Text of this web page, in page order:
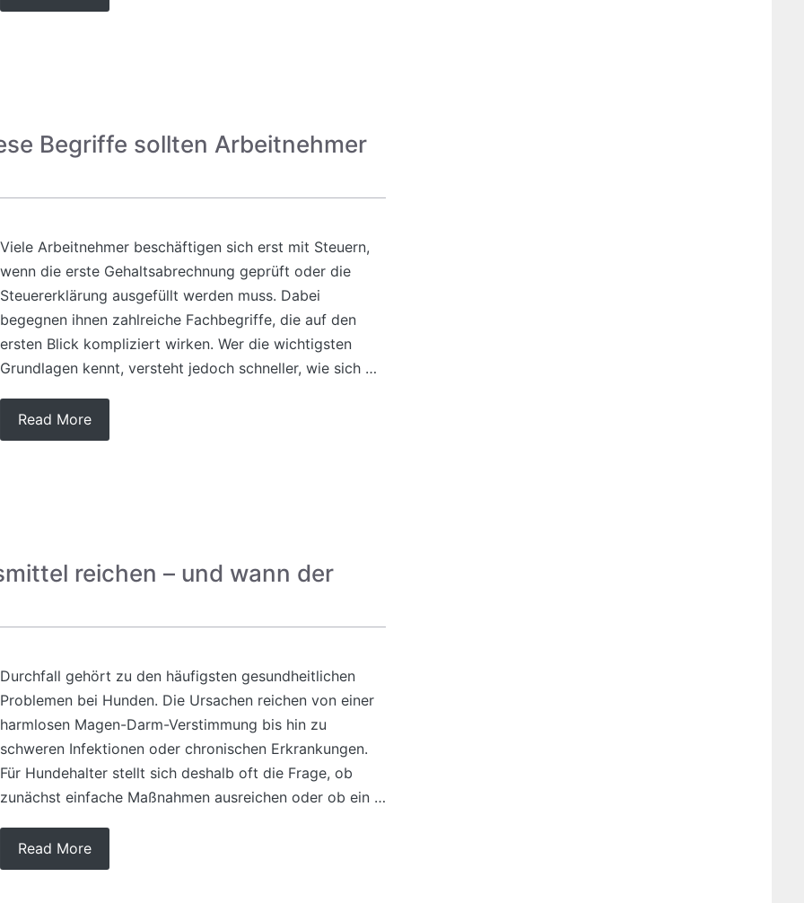
Begriffe sollten Arbeitnehmer
Viele Arbeitnehmer beschäftigen sich erst mit Steuern,
wenn die erste Gehaltsabrechnung geprüft oder die
Steuererklärung ausgefüllt werden muss. Dabei
begegnen ihnen zahlreiche Fachbegriffe, die auf den
ersten Blick kompliziert wirken. Wer die wichtigsten
Grundlagen kennt, versteht jedoch schneller, wie sich …
Read More
reichen – und wann der
Durchfall gehört zu den häufigsten gesundheitlichen
Problemen bei Hunden. Die Ursachen reichen von einer
harmlosen Magen-Darm-Verstimmung bis hin zu
schweren Infektionen oder chronischen Erkrankungen.
Für Hundehalter stellt sich deshalb oft die Frage, ob
zunächst einfache Maßnahmen ausreichen oder ob ein …
Read More